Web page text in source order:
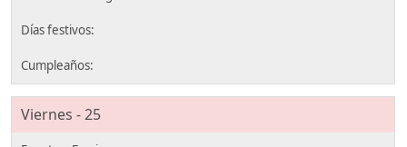
Viernes - 25